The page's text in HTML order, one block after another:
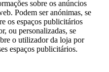
sobre os anúncios
Podem ser anónimas, se
os espaços publicitários
ou personalizadas, se
o utilizador da loja por
espaços publicitários.